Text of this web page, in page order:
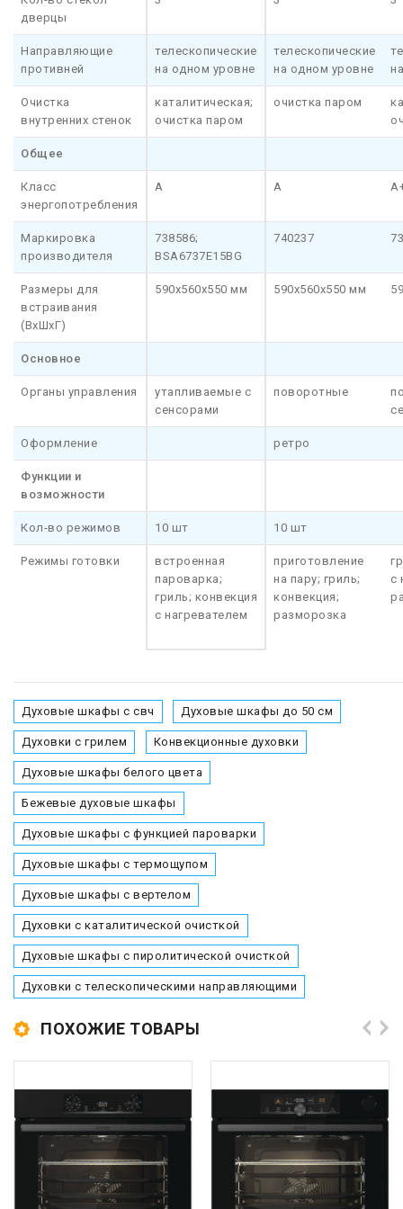
дверцы
Направляющие
противней
телескопические
на одном уровне
телескопические
на одном уровне
Очистка
внутренних стенок
каталитическая;
очистка паром
очистка паром
Общее
Класс
энергопотребления
A A
Маркировка
производителя
738586;
BSA6737E15BG
740237
Размеры для
встраивания
(ВхШхГ)
590x560x550 мм 590x560x550 мм
Основное
Органы управления
утапливаемые с
сенсорами
поворотные
Оформление ретро
Функции и
возможности
Кол-во режимов 10 шт 10 шт
Режимы готовки
встроенная
пароварка;
гриль; конвекция
с нагревателем
приготовление
на пару; гриль;
конвекция;
разморозка
с
Духовые шкафы с свч Духовые шкафы до 50 см
Духовки с грилем Конвекционные духовки
Духовые шкафы белого цвета
Бежевые духовые шкафы
Духовые шкафы с функцией пароварки
Духовые шкафы с термощупом
Духовые шкафы с вертелом
Духовки с каталитической очисткой
Духовые шкафы с пиролитической очисткой
Духовки с телескопическими направляющими
ПОХОЖИЕ ТОВАРЫ